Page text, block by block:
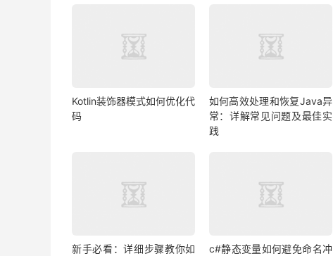
Kotlin装饰器模式如何优化代
码
如何高效处理和恢复Java异
常：详解常见问题及最佳实
践
新手必看：详细步骤教你如
c#静态变量如何避免命名冲